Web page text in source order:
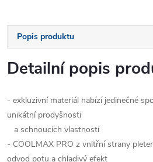
Popis produktu
Detailní popis
- exkluzivní materiál nabízí jedinečné
unikátní prodyšnosti
a schnoucích vlastností
- COOLMAX PRO z vnitřní strany
odvod potu a chladivý efekt